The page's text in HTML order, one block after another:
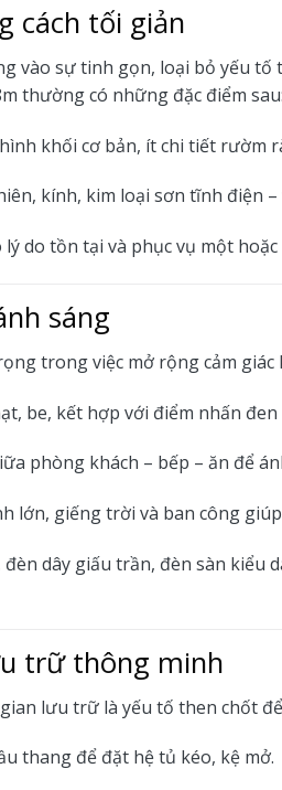
cách tối giản
vào sự tinh gọn, loại bỏ yếu
thường có những đặc điểm sau:
khối cơ bản, ít chi tiết rườm
kính, kim loại sơn tĩnh điện
do tồn tại và phục vụ một
sáng
trong việc mở rộng cảm
be, kết hợp với điểm nhấn
phòng khách – bếp – ăn để
lớn, giếng trời và ban công
đèn dây giấu trần, đèn sàn
trữ thông minh
lưu trữ là yếu tố then chốt
thang để đặt hệ tủ kéo, kệ mở.